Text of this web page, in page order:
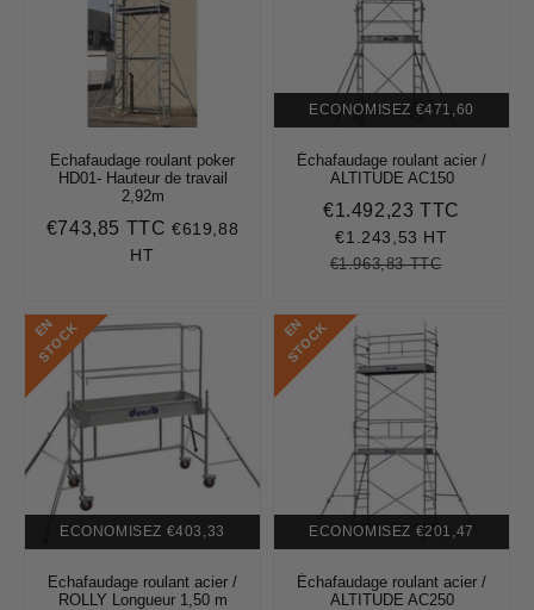
Echafaudage roulant poker
HD01- Hauteur de travail
2,92m
Prix
€743,85 TTC €743,85
€619,88
HT
ECONOMISEZ €471,60
Échafaudage roulant acier /
ALTITUDE AC150
Prix
réduit
€1.492,23 TTC
€1.243,53 HT
Prix
€1.963,83 TTC€1.963,83
E
N
S
T
O
C
K
ECONOMISEZ €403,33
Echafaudage roulant acier /
ROLLY Longueur 1,50 m
E
N
S
T
O
C
K
ECONOMISEZ €201,47
Échafaudage roulant acier /
ALTITUDE AC250